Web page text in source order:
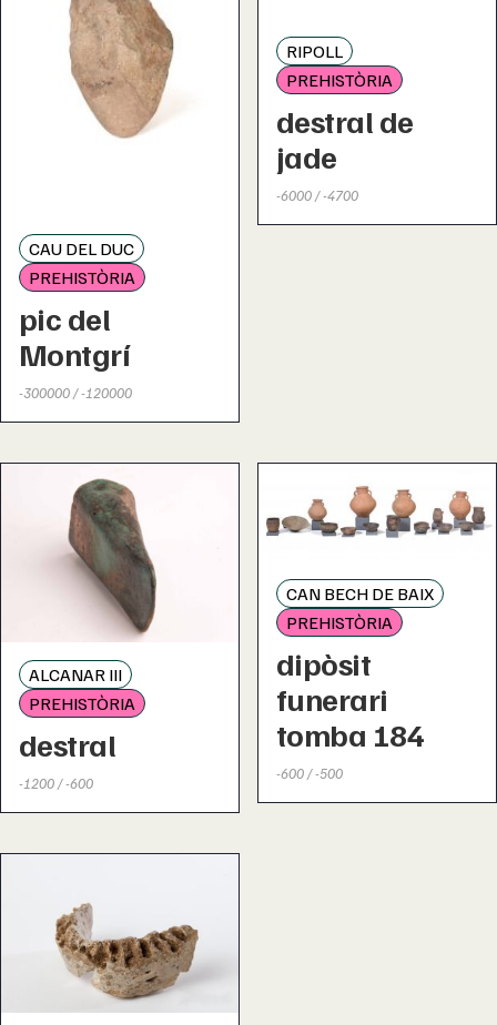
CAU DEL DUC
PREHISTÒRIA
pic del
Montgrí
-300000 / -120000
RIPOLL
PREHISTÒRIA
destral de
jade
-6000 / -4700
ALCANAR III
PREHISTÒRIA
destral
-1200 / -600
CAN BECH DE BAIX
PREHISTÒRIA
dipòsit
funerari
tomba 184
-600 / -500